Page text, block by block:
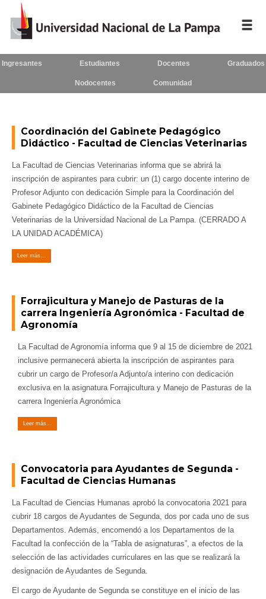
La UNLPam
Rectorado / Secretarías
Facultades
Contacto
Seguínos
Ingresantes Estudiantes Docentes Graduados
Nodocentes Comunidad
Coordinación del Gabinete Pedagógico
Didáctico - Facultad de Ciencias Veterinarias
La Facultad de Ciencias Veterinarias informa que se abrirá la
inscripción de aspirantes para cubrir: un (1) cargo docente interino de
Profesor Adjunto con dedicación Simple para la Coordinación del
Gabinete Pedagógico Didáctico de la Facultad de Ciencias
Veterinarias de la Universidad Nacional de La Pampa. (CERRADO A
LA UNIDAD ACADÉMICA)
Leer más...
Forrajicultura y Manejo de Pasturas de la
carrera Ingeniería Agronómica - Facultad de
Agronomía
La Facultad de Agronomía informa que 9 al 15 de diciembre de 2021
inclusive permanecerá abierta la inscripción de aspirantes para
cubrir un cargo de Profesor/a Adjunto/a interino con dedicación
exclusiva en la asignatura Forrajicultura y Manejo de Pasturas de la
carrera Ingeniería Agronómica
Leer más...
Convocatoria para Ayudantes de Segunda -
Facultad de Ciencias Humanas
La Facultad de Ciencias Humanas aprobó la convocatoria 2021 para
cubrir 18 cargos de Ayudantes de Segunda, dos por cada uno de sus
Departamentos. Además, encomendó a los Departamentos de la
Facultad la confección de la “Tabla de asignaturas”, a efectos de la
selección de las actividades curriculares en las que se realizará la
designación de Ayudantes de Segunda.
El cargo de Ayudante de Segunda se constituye en el inicio de las